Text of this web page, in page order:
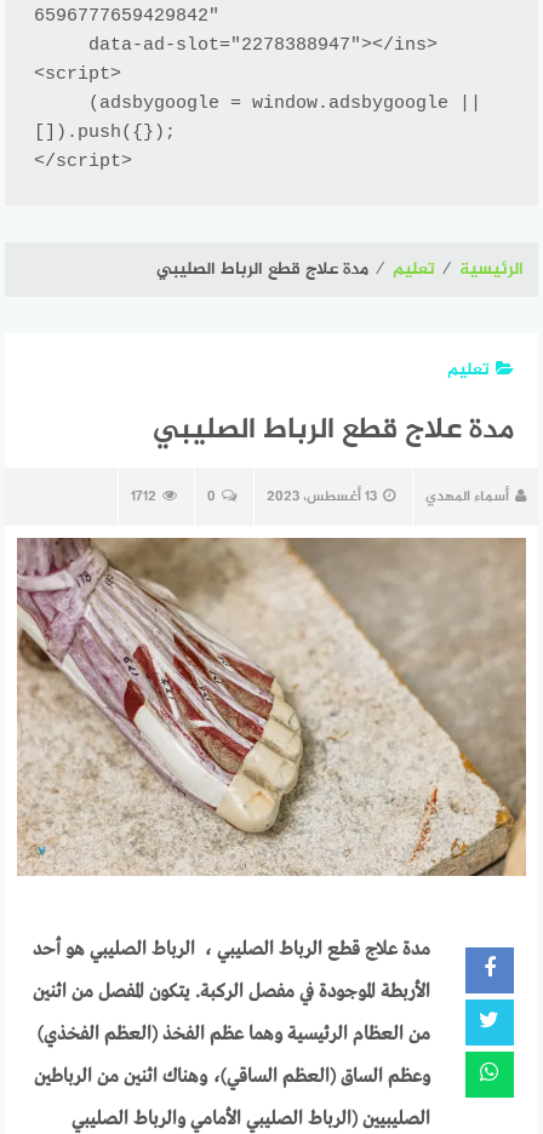
6596777659429842"
<script>
[]).push({});
</script>
الرئيسية ⁄ تعليم ⁄ مدة علاج قطع الرباط الصليبي
تعليم
مدة علاج قطع الرباط الصليبي
أسماء المهدي 13 أغسطس، 2023 0
1712
مدة علاج قطع الرباط الصليبي ، الرباط الصليبي هو أحد
الأربطة الموجودة في مفصل الركبة. يتكون المفصل من اثنين
من العظام الرئيسية وهما عظم الفخذ (العظم الفخذي)
وعظم الساق (العظم الساقي)، وهناك اثنين من الرباطين
الصليبيين (الرباط الصليبي الأمامي والرباط الصليبي